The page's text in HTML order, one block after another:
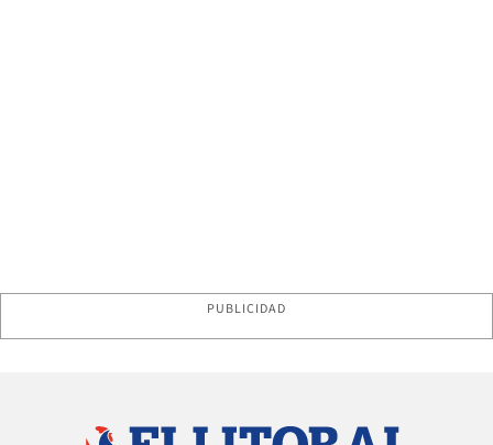
PUBLICIDAD